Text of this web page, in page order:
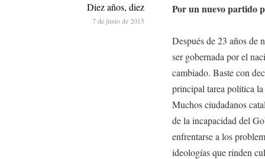
Por un nuevo partido
Después de 23 años de
ser gobernada por el
cambiado. Baste con
principal tarea política
Muchos ciudadanos
de la incapacidad del
enfrentarse a los
ideologías que rinden
Diez años, diez
7 de junio de 2015